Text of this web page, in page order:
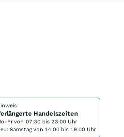
Handelszeiten
Fr von 07:30 bis 23:00 Uhr
Samstag von 14:00 bis 19:00 Uhr